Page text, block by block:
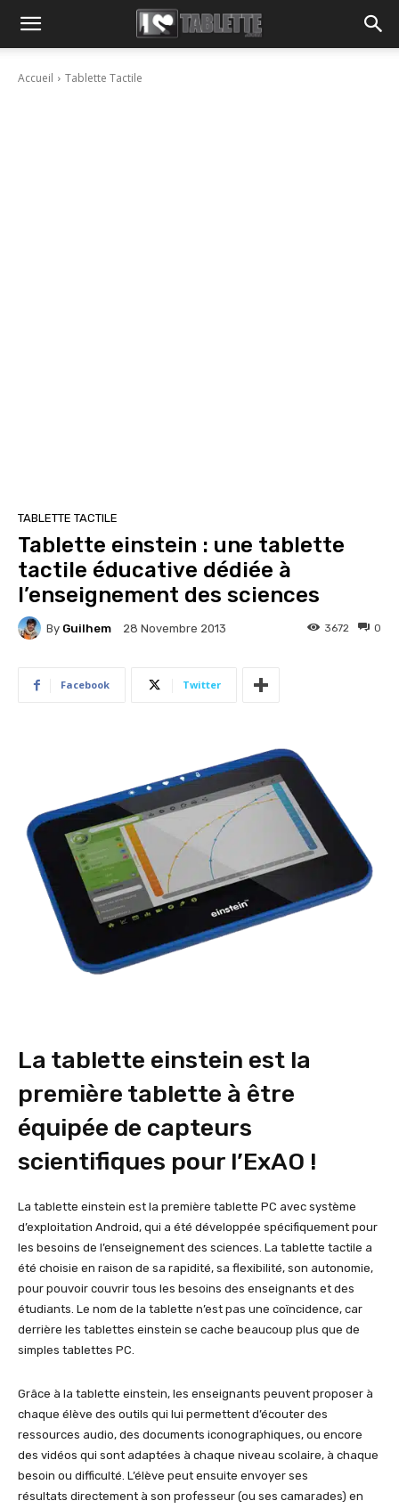
Accueil Tablette Tactile
TABLETTE TACTILE
Tablette einstein : une tablette
tactile éducative dédiée à
l’enseignement des sciences
By Guilhem 28 Novembre 2013 0
3672
Facebook Twitter
La tablette einstein est la
première tablette à être
équipée de capteurs
scientifiques pour l’ExAO !
La tablette einstein est la première tablette PC avec système
d’exploitation Android, qui a été développée spécifiquement pour
les besoins de l’enseignement des sciences. La tablette tactile a
été choisie en raison de sa rapidité, sa flexibilité, son autonomie,
pour pouvoir couvrir tous les besoins des enseignants et des
étudiants. Le nom de la tablette n’est pas une coïncidence, car
derrière les tablettes einstein se cache beaucoup plus que de
simples tablettes PC.
Grâce à la tablette einstein, les enseignants peuvent proposer à
chaque élève des outils qui lui permettent d’écouter des
ressources audio, des documents iconographiques, ou encore
des vidéos qui sont adaptées à chaque niveau scolaire, à chaque
besoin ou difficulté. L’élève peut ensuite envoyer ses
résultats directement à son professeur (ou ses camarades) en